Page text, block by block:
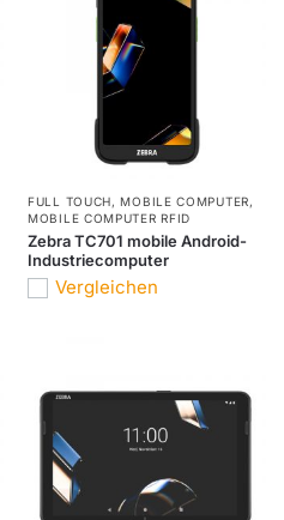
FULL TOUCH,MOBILE COMPUTER,
MOBILE COMPUTER RFID
Zebra TC701 mobile Android-
Industriecomputer
Vergleichen